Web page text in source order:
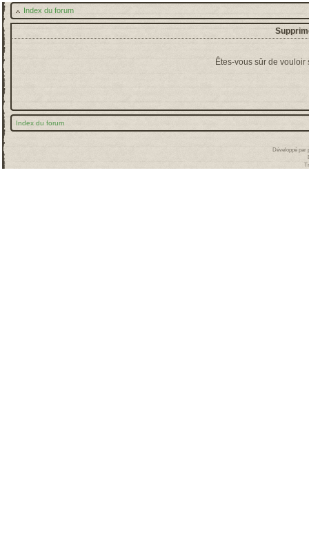
Index du forum
Êtes-vous sûr de
Index du forum
Développé par